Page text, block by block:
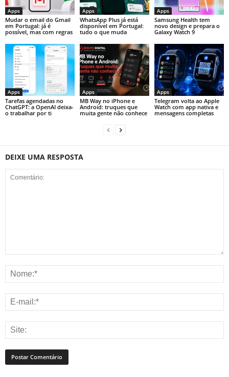
Apps
Mudar o email do Gmail
em Portugal: já é
possível, mas com regras
Apps
WhatsApp Plus já está
disponível em Portugal:
tudo o que muda
Apps
Samsung Health tem
novo design e prepara o
Galaxy Watch 9
Apps
Tarefas agendadas no
ChatGPT: a OpenAI deixa-
o trabalhar por ti
Apps
MB Way no iPhone e
Android: truques que
muita gente não conhece
Apps
Telegram volta ao Apple
Watch com app nativa e
mensagens completas
DEIXE UMA RESPOSTA